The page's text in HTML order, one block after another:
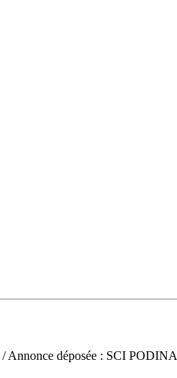
/ Annonce déposée : SCI PODINA